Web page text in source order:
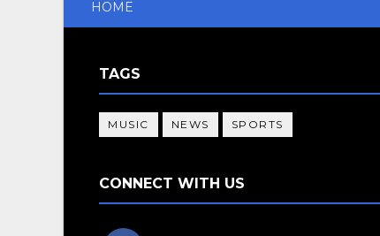
HOME
TAGS
MUSIC NEWS SPORTS
CONNECT WITH US